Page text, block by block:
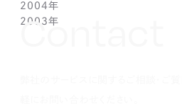
1月(1)
2月(5)
1月(3)
3月(3)
2月(6)
4月(1)
3月(1)
4月(1)
3月(1)
4月(1)
3月(3)
7月(3)
5月(2)
7月(5)
6月(2)
8月(4)
7月(3)
10月(1)
9月(2)
11月(1)
10月(2)
10月(2)
8月(4)
2004年
12月(4)
2003年
Contact